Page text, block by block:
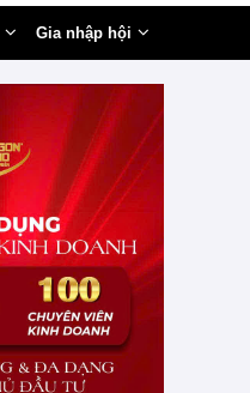
Gia nhập hội